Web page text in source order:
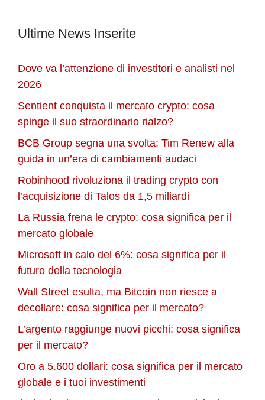
Ultime News Inserite
Dove va l’attenzione di investitori e analisti nel
2026
Sentient conquista il mercato crypto: cosa
spinge il suo straordinario rialzo?
BCB Group segna una svolta: Tim Renew alla
guida in un’era di cambiamenti audaci
Robinhood rivoluziona il trading crypto con
l’acquisizione di Talos da 1,5 miliardi
La Russia frena le crypto: cosa significa per il
mercato globale
Microsoft in calo del 6%: cosa significa per il
futuro della tecnologia
Wall Street esulta, ma Bitcoin non riesce a
decollare: cosa significa per il mercato?
L’argento raggiunge nuovi picchi: cosa significa
per il mercato?
Oro a 5.600 dollari: cosa significa per il mercato
globale e i tuoi investimenti